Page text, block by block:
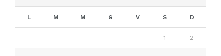
L M M G V S D
1 2